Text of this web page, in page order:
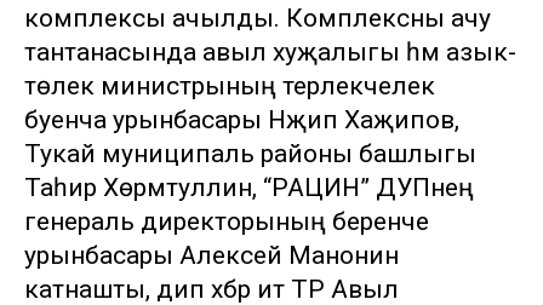
комплексы ачылды. Комплексны ачу
тантанасында авыл хуҗалыгы һәм азык-
төлек министрының терлекчелек
буенча урынбасары Нәҗип Хаҗипов,
Тукай муниципаль районы башлыгы
Таһир Хөрмәтуллин, “РАЦИН” ДУПнең
генераль директорының беренче
урынбасары Алексей Манонин
катнашты, дип хәбәр итә ТР Авыл